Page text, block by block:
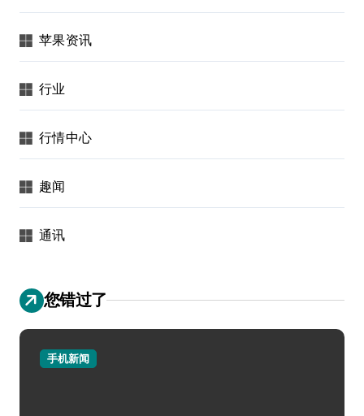
苹果资讯
行业
行情中心
趣闻
通讯
您错过了
手机新闻